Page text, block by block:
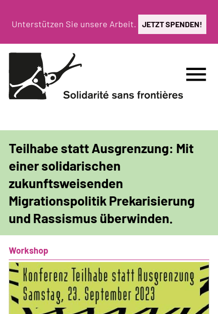
zumUnterstützen Sie unsere Arbeit. JETZT SPENDEN!
menu
Teilhabe statt Ausgrenzung: Mit
einer solidarischen
zukunftsweisenden
Migrationspolitik Prekarisierung
und Rassismus überwinden.
Workshop